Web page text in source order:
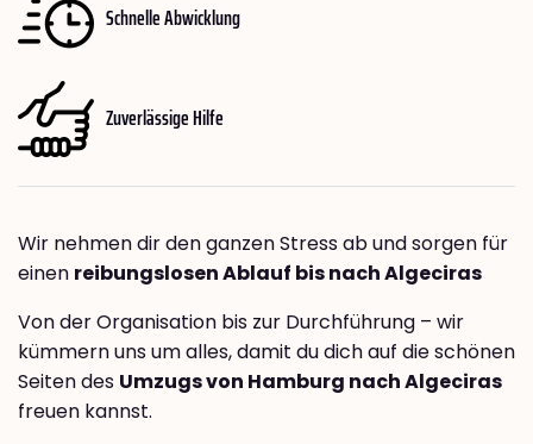
Schnelle Abwicklung
Zuverlässige Hilfe
Wir nehmen dir den ganzen Stress ab und sorgen für
einen reibungslosen Ablauf bis nach Algeciras
Von der Organisation bis zur Durchführung – wir
kümmern uns um alles, damit du dich auf die schönen
Seiten des Umzugs von Hamburg nach Algeciras
freuen kannst.